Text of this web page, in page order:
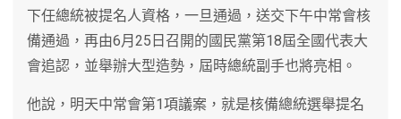
下任總統被提名人資格，一旦通過，送交下午中常會核
備通過，再由6月25日召開的國民黨第18屆全國代表大
會追認，並舉辦大型造勢，屆時總統副手也將亮相。
他說，明天中常會第1項議案，就是核備總統選舉提名